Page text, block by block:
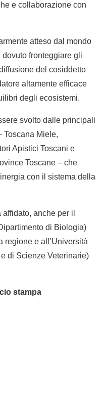
e collaborazione con
atteso dal mondo
fronteggiare gli
del cosiddetto
altamente efficace
degli ecosistemi.
svolto dalle principali
Toscana Miele,
Apistici Toscani e
Toscane – che
con il sistema della
affidato, anche per il
di Biologia)
regione e all’Università
di Scienze Veterinarie)
stampa